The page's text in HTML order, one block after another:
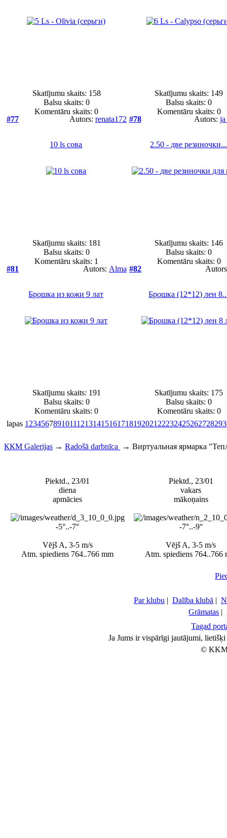
Skatījumu skaits: 158
Balsu skaits: 0
Komentāru skaits: 0
Skatījumu skaits: 149
Balsu skaits:0
Komentāru skaits: 0
#77
Autors: renata172
10 ls сова
Skatījumu skaits: 181
Balsu skaits: 0
Komentāru skaits: 1
#78 Autors:
2.50 - две резиночки...
Skatījumu skaits: 146
Balsu skaits:0
Komentāru skaits: 0
#81
Autors: Alma
Брошка из кожи 9 лат
Skatījumu skaits: 191
Balsu skaits: 0
Komentāru skaits: 0
#82
Брошка (12*12) лен
Skatījumu skaits: 175
Balsu skaits:0
Komentāru skaits: 0
lapas 1 23456789101112131415161718192021 2223242526272829
ККМ Galerijas → Radošā darbnīca → Виртуальная ярмарка
Piektd., 23/01
diena
apmācies
-5°..-7°
Vējš A, 3-5 m/s
Atm. spiediens 764..766 mm
Piektd., 23/01
vakars
mākoņains
-7°..-9°
Vējš A, 3-5 m/s
Atm. spiediens 764..766
Par klubu | Dalība klubā |
Grāmatas |
Tagad
Ja Jums ir vispārīgi jautājumi,
©